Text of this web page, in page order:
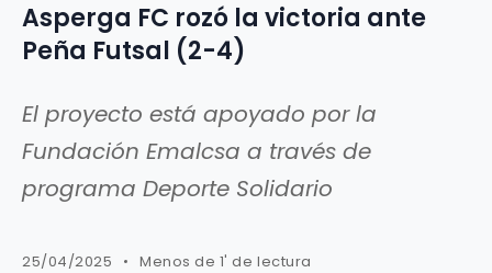
Asperga FC rozó la victoria ante
Peña Futsal (2-4)
El proyecto está apoyado por la
Fundación Emalcsa a través de
programa Deporte Solidario
25/04/2025 Menos de 1' de lectura